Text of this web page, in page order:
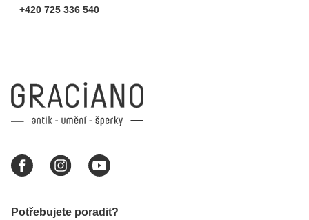
+420 725 336 540
Potřebujete poradit?